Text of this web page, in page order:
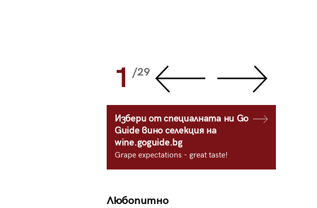
1 /29
Избери от специалната ни Go
Guide вино селекция на
wine.goguide.bg
Grape expectations - great taste!
Любопитно